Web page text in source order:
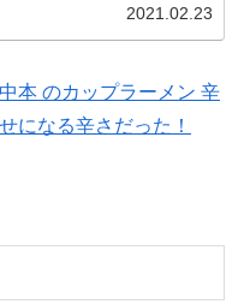
2021.02.23
本 のカップラーメン 辛
になる辛さだった！